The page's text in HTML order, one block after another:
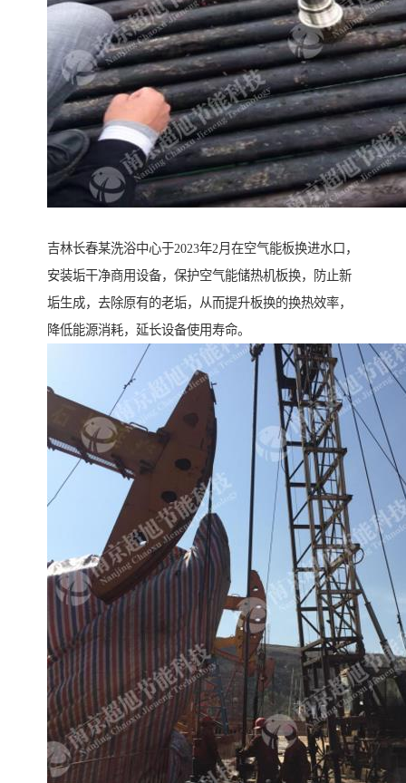
吉林长春某洗浴中心于2023年2月在空气能板换进水口，
安装垢干净商用设备，保护空气能储热机板换，防止新
垢生成，去除原有的老垢，从而提升板换的换热效率，
降低能源消耗，延长设备使用寿命。